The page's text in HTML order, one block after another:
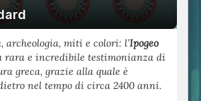
miti e colori: l’Ipogeo
rara e incredibile testimonianza di
greca, grazie alla quale è
nel tempo di circa 2400 anni.